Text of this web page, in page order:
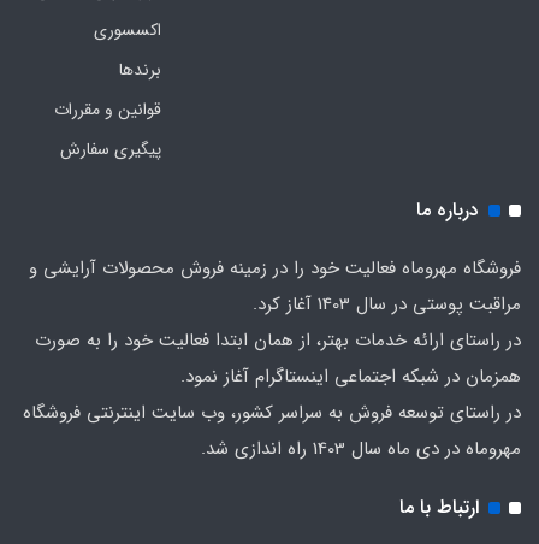
اکسسوری
برندها
قوانین و مقررات
پیگیری سفارش
درباره ما
فروشگاه مهروماه فعالیت خود را در زمینه فروش محصولات آرایشی و
مراقبت پوستی در سال 1403 آغاز کرد.
در راستای ارائه خدمات بهتر، از همان ابتدا فعالیت خود را به صورت
همزمان در شبکه اجتماعی اینستاگرام آغاز نمود.
در راستای توسعه فروش به سراسر کشور، وب سایت اینترنتی فروشگاه
مهروماه در دی ماه سال 1403 راه اندازی شد.
ارتباط با ما